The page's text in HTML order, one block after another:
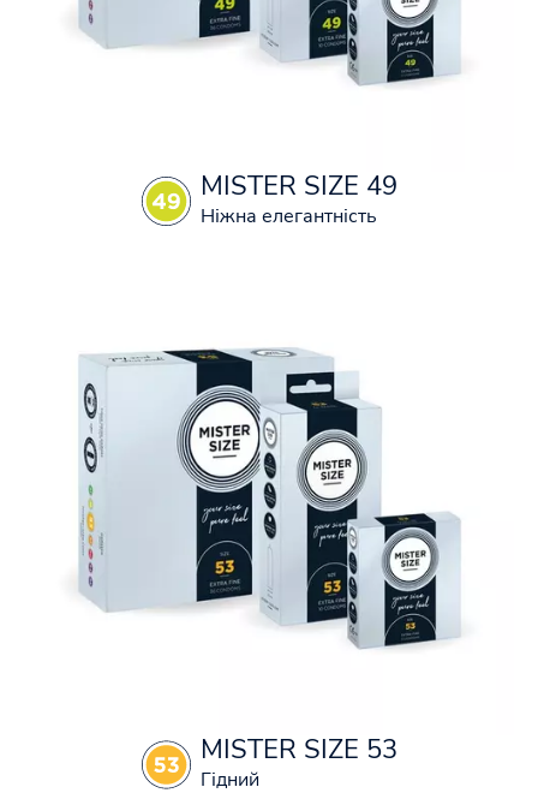
MISTER SIZE 49
Ніжна елегантність
MISTER SIZE 53
Гідний